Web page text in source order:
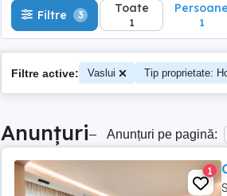
Filtre 3 Toate
1
Persoane
1
Filtre active: Vaslui Tip proprietate:
Anunțuri– Anunțuri pe pagină:
1